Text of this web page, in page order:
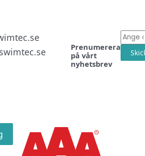
Prenumerera
på vårt
nyhetsbrev
E-
post